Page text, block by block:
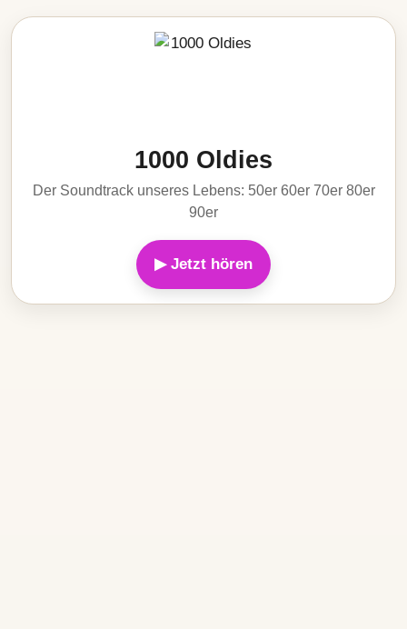
1000 Oldies
Der Soundtrack unseres Lebens: 50er 60er 70er 80er
90er
▶ Jetzt hören